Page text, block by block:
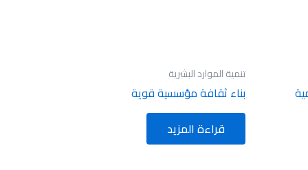
تنمية الموارد البشرية
بناء ثقافة مؤسسية قوية
قراءة المزيد